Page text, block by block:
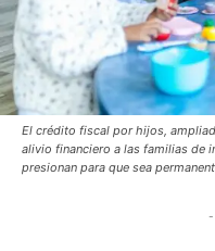
El crédito fiscal por hijos,
alivio financiero a las familias de
presionan para que sea
-